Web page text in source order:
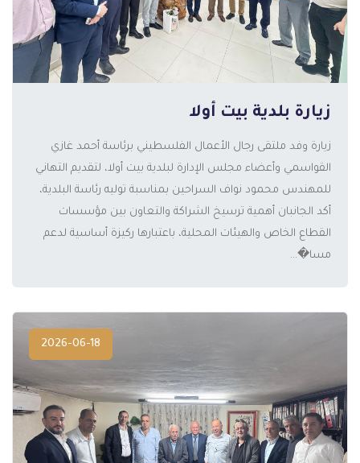
زيارة بلدية بيت أولا
زيارة وفد ملتقى رجال الأعمال الفلسطيني برئاسة أحمد غازي
القواسمي وأعضاء مجلس الإدارة لبلدية بيت أولا، لتقديم التهاني
للمهندس محمود نواف السراحين بمناسبة توليه رئاسة البلدية،
أكد الجانبان أهمية ترسيخ الشراكة والتعاون بين مؤسسات
القطاع الخاص والهيئات المحلية، باعتبارها ركيزة أساسية لدعم
مسا�...
2026-06-18
المزيد